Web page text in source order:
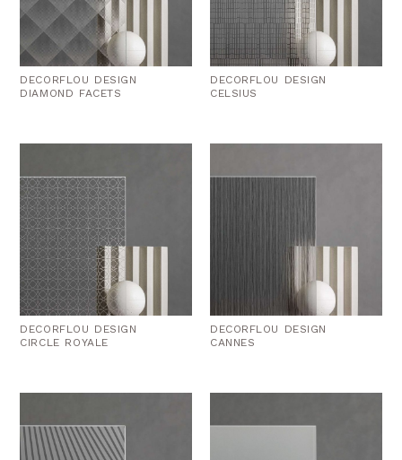
DECORFLOU DESIGN
DIAMOND FACETS
DECORFLOU DESIGN
CELSIUS
DECORFLOU DESIGN
CIRCLE ROYALE
DECORFLOU DESIGN
CANNES